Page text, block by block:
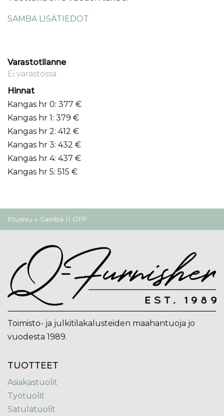
SAMBA LISÄTIEDOT
Varastotilanne
Ei varastossa
Hinnat
Kangas hr 0: 377 €
Kangas hr 1: 379 €
Kangas hr 2: 412 €
Kangas hr 3: 432 €
Kangas hr 4: 437 €
Kangas hr 5: 515 €
Olet täällä
Etusivu » Samba II GTP
Toimisto- ja julkitilakalusteiden maahantuoja jo
vuodesta 1989.
TUOTTEET
Asiakastuolit
Työtuolit
Satulatuolit